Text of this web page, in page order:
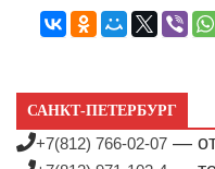
САНКТ-ПЕТЕРБУРГ
+7(812) 766-02-07 —